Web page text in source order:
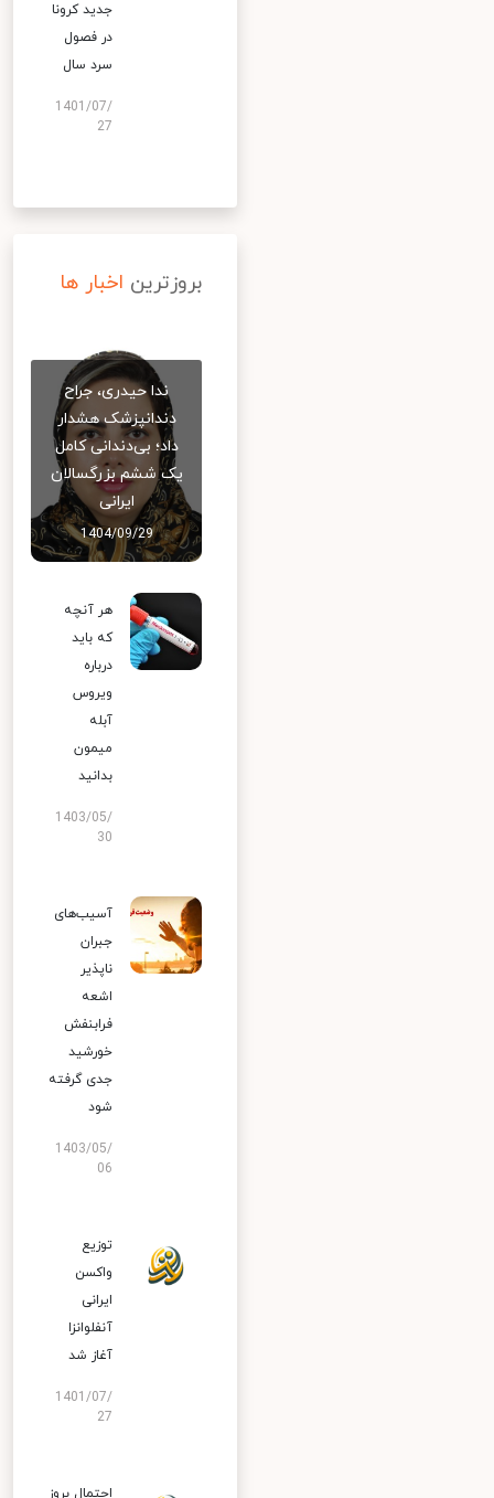
جدید کرونا
در فصول
سرد سال
1401/07/
27
بروزترین اخبار ها
ندا حیدری، جراح
دندانپزشک هشدار
داد؛ بی‌دندانی کامل
یک ششم بزرگسالان
ایرانی
1404/09/29
هر آنچه
که باید
درباره
ویروس
آبله
میمون
بدانید
1403/05/
30
آسیب‌های
جبران
ناپذیر
اشعه
فرابنفش
خورشید
جدی گرفته
شود
1403/05/
06
توزیع
واکسن
ایرانی
آنفلوانزا
آغاز شد
1401/07/
27
احتمال بروز